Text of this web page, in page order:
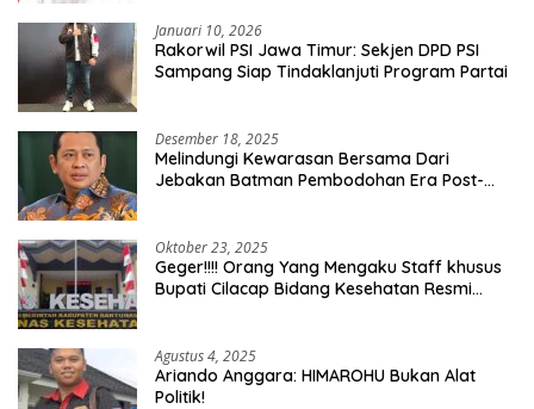
Januari 10, 2026
Rakorwil PSI Jawa Timur: Sekjen DPD PSI
Sampang Siap Tindaklanjuti Program Partai
Desember 18, 2025
Melindungi Kewarasan Bersama Dari
Jebakan Batman Pembodohan Era Post-
Oktober 23, 2025
Geger!!!! Orang Yang Mengaku Staff khusus
Bupati Cilacap Bidang Kesehatan Resmi
Agustus 4, 2025
Ariando Anggara: HIMAROHU Bukan Alat
Politik!